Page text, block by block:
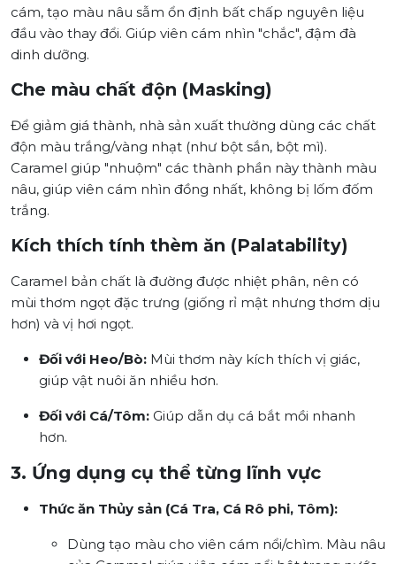
cám, tạo màu nâu sẫm ổn định bất chấp nguyên liệu
đầu vào thay đổi. Giúp viên cám nhìn "chắc", đậm đà
dinh dưỡng.
Che màu chất độn (Masking)
Để giảm giá thành, nhà sản xuất thường dùng các chất
độn màu trắng/vàng nhạt (như bột sắn, bột mì).
Caramel giúp "nhuộm" các thành phần này thành màu
nâu, giúp viên cám nhìn đồng nhất, không bị lốm đốm
trắng.
Kích thích tính thèm ăn (Palatability)
Caramel bản chất là đường được nhiệt phân, nên có
mùi thơm ngọt đặc trưng (giống rỉ mật nhưng thơm dịu
hơn) và vị hơi ngọt.
Đối với Heo/Bò: Mùi thơm này kích thích vị giác,
giúp vật nuôi ăn nhiều hơn.
Đối với Cá/Tôm: Giúp dẫn dụ cá bắt mồi nhanh
hơn.
3. Ứng dụng cụ thể từng lĩnh vực
Thức ăn Thủy sản (Cá Tra, Cá Rô phi, Tôm):
Dùng tạo màu cho viên cám nổi/chìm. Màu nâu